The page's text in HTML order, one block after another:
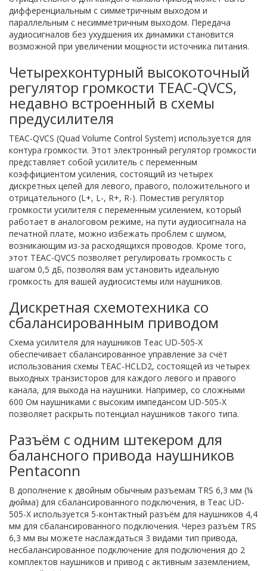
дифференциальным с симметричным выходом и
параллельным с несимметричным выходом. Передача
аудиосигналов без ухудшения их динамики становится
возможной при увеличении мощности источника питания.
Четырехконтурный высокоточный
регулятор громкости TEAC-QVCS,
недавно встроенный в схемы
предусилителя
TEAC-QVCS (Quad Volume Control System) используется для
контура громкости. Этот электронный регулятор громкости
представляет собой усилитель с переменным
коэффициентом усиления, состоящий из четырех
дискретных цепей для левого, правого, положительного и
отрицательного (L+, L-, R+, R-). Поместив регулятор
громкости усилителя с переменным усилением, который
работает в аналоговом режиме, на пути аудиосигнала на
печатной плате, можно избежать проблем с шумом,
возникающим из-за расходящихся проводов. Кроме того,
этот TEAC-QVCS позволяет регулировать громкость с
шагом 0,5 дБ, позволяя вам установить идеальную
громкость для вашей аудиосистемы или наушников.
Дискретная схемотехника со
сбалансированным приводом
Схема усилителя для наушников Teac UD-505-X
обеспечивает сбалансированное управление за счёт
использования схемы TEAC-HCLD2, состоящей из четырех
выходных транзисторов для каждого левого и правого
канала, для выхода на наушники. Например, со сложными
600 Ом наушниками с высоким импедансом UD-505-X
позволяет раскрыть потенциал наушников такого типа.
Разъём с одним штекером для
балансного привода наушников
Pentaconn
В дополнение к двойным обычным разъемам TRS 6,3 мм (¼
дюйма) для сбалансированного подключения, в Teac UD-
505-X используется 5-контактный разъём для наушников 4,4
мм для сбалансированного подключения. Через разъём TRS
6,3 мм вы можете наслаждаться 3 видами тип привода,
несбалансированное подключение для подключения до 2
комплектов наушников и привод с активным заземлением,